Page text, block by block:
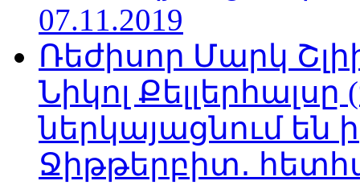
07.11.2019
Ռեժիսոր Մարկ
Նիկոլ
ներկայացնում են
Ջիթթերբիտ․